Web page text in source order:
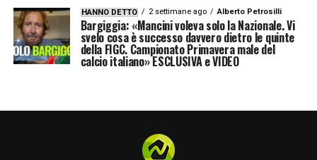
HANNO DETTO 2 settimane ago Alberto Petrosilli
Bargiggia: «Mancini voleva solo la Nazionale. Vi
svelo cosa è successo davvero dietro le quinte
della FIGC. Campionato Primavera male del
calcio italiano» ESCLUSIVA e VIDEO